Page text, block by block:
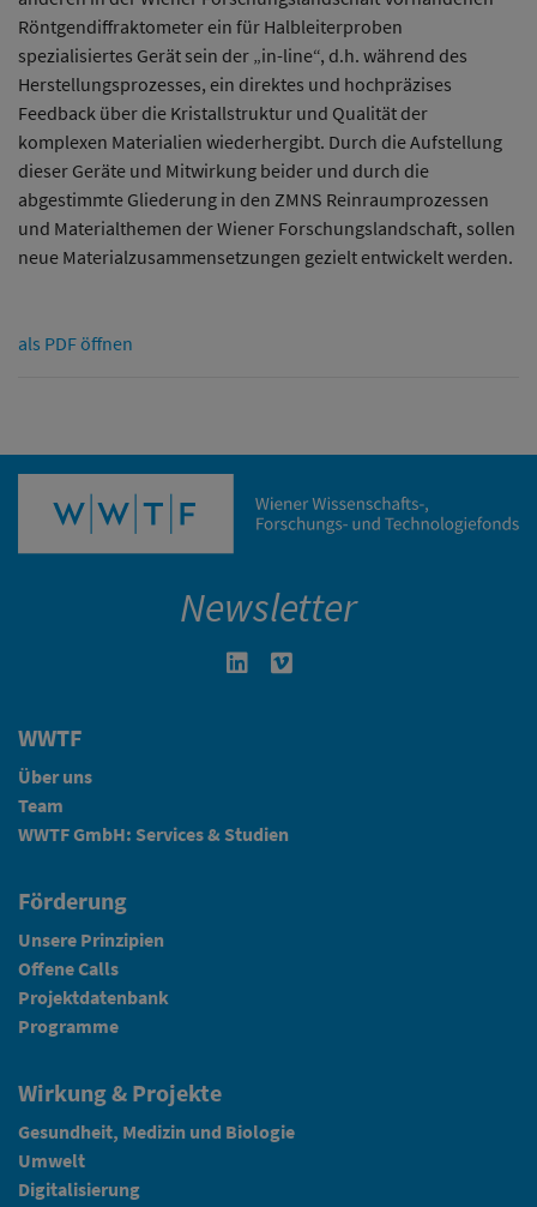
Röntgendiffraktometer ein für Halbleiterproben
spezialisiertes Gerät sein der „in-line“, d.h. während des
Herstellungsprozesses, ein direktes und hochpräzises
Feedback über die Kristallstruktur und Qualität der
komplexen Materialien wiederhergibt. Durch die Aufstellung
dieser Geräte und Mitwirkung beider und durch die
abgestimmte Gliederung in den ZMNS Reinraumprozessen
und Materialthemen der Wiener Forschungslandschaft, sollen
neue Materialzusammensetzungen gezielt entwickelt werden.
als PDF öffnen
Newsletter
Linkedin in neuem Fenster öffnen
WWTF
Über uns
Team
WWTF GmbH: Services & Studien
Förderung
Unsere Prinzipien
Offene Calls
Projektdatenbank
Programme
Wirkung & Projekte
Gesundheit, Medizin und Biologie
Umwelt
Digitalisierung